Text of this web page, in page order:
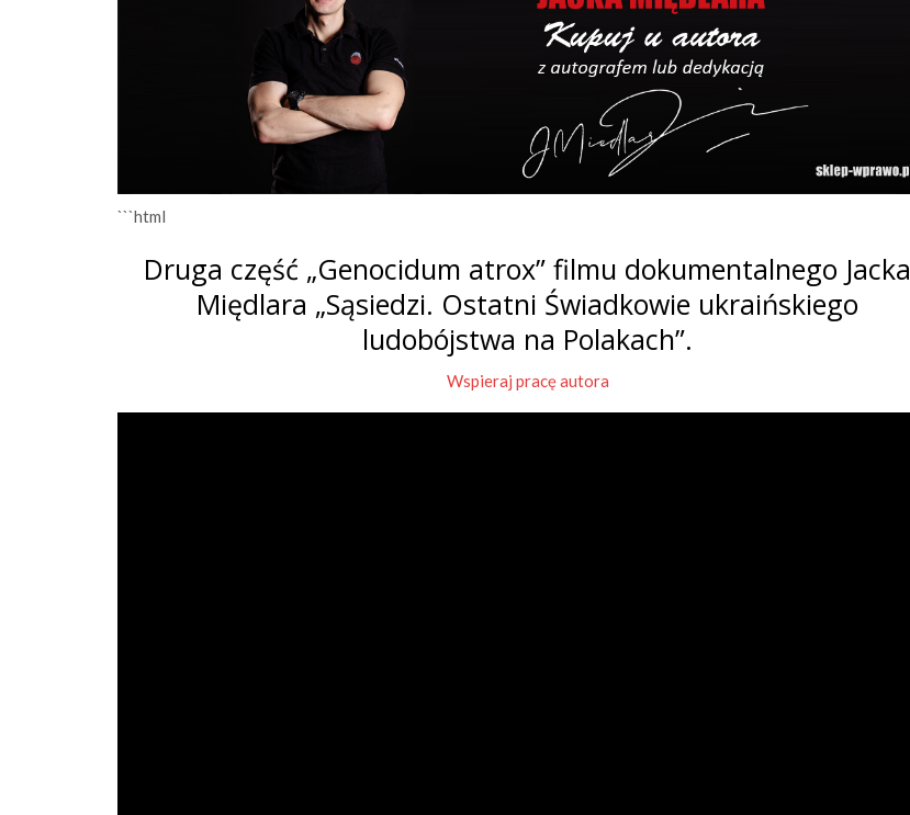
```html
Druga część „Genocidum atrox” filmu dokumentalnego Jacka
Międlara „Sąsiedzi. Ostatni Świadkowie ukraińskiego
ludobójstwa na Polakach”.
Wspieraj pracę autora